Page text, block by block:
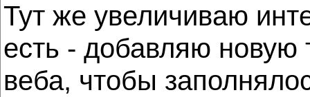
Тут же увеличиваю
есть - добавляю новую
веба, чтобы